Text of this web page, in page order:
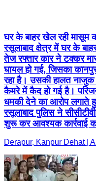
घर के बाहर खेल रही मासूम
रसूलाबाद क्षेत्र में घर के
तेज रफ्तार कार ने टक्कर
घायल हो गई, जिसका
रहा है। उसकी हालत नाजुक
कैमरे में कैद हो गई है।
धमकी देने का आरोप लगाते
रसूलाबाद पुलिस ने
शुरू कर आवश्यक कार्रवाई
Derapur, Kanpur Dehat |